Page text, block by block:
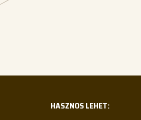
HASZNOS LEHET: